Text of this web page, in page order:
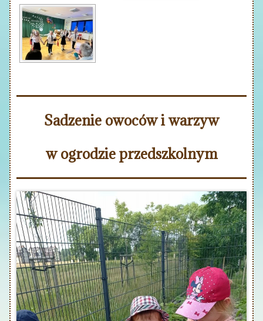
Sadzenie owoców i warzyw
w ogrodzie przedszkolnym